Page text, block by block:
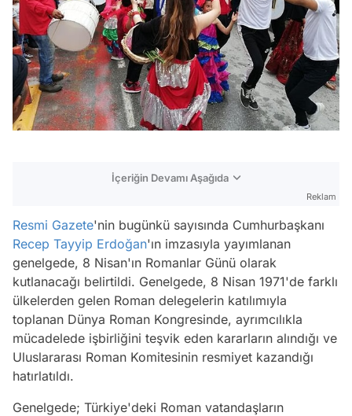
İçeriğin Devamı Aşağıda
Reklam
Resmi Gazete'nin bugünkü sayısında Cumhurbaşkanı
Recep Tayyip Erdoğan'ın imzasıyla yayımlanan
genelgede, 8 Nisan'ın Romanlar Günü olarak
kutlanacağı belirtildi. Genelgede, 8 Nisan 1971'de farklı
ülkelerden gelen Roman delegelerin katılımıyla
toplanan Dünya Roman Kongresinde, ayrımcılıkla
mücadelede işbirliğini teşvik eden kararların alındığı ve
Uluslararası Roman Komitesinin resmiyet kazandığı
hatırlatıldı.
Genelgede; Türkiye'deki Roman vatandaşların